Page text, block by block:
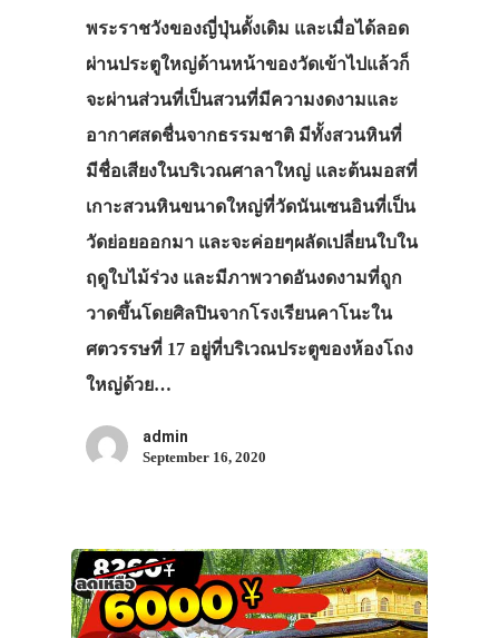
พระราชวังของญี่ปุ่นดั้งเดิม และเมื่อได้ลอด
ผ่านประตูใหญ่ด้านหน้าของวัดเข้าไปแล้วก็
จะผ่านส่วนที่เป็นสวนที่มีความงดงามและ
อากาศสดชื่นจากธรรมชาติ มีทั้งสวนหินที่
มีชื่อเสียงในบริเวณศาลาใหญ่ และต้นมอสที่
เกาะสวนหินขนาดใหญ่ที่วัดนันเซนอินที่เป็น
วัดย่อยออกมา และจะค่อยๆผลัดเปลี่ยนใบใน
ฤดูใบไม้ร่วง และมีภาพวาดอันงดงามที่ถูก
วาดขึ้นโดยศิลปินจากโรงเรียนคาโนะใน
ศตวรรษที่ 17 อยู่ที่บริเวณประตูของห้องโถง
ใหญ่ด้วย…
admin
September 16, 2020
เที่ยวญี่ปุ่นด้ว
เอง
รถบัส
เดินทาง
ทัวร์
ที่พัก
สาระน่ารู้
VIDEO
ภาพประทับใจ